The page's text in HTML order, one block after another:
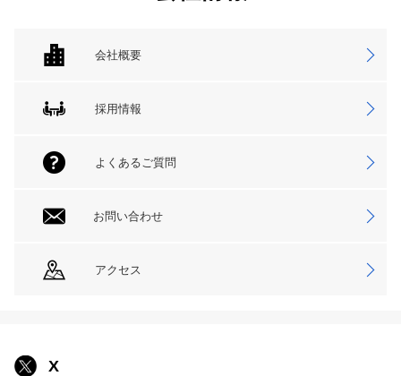
会社概要
採用情報
よくあるご質問
お問い合わせ
アクセス
X